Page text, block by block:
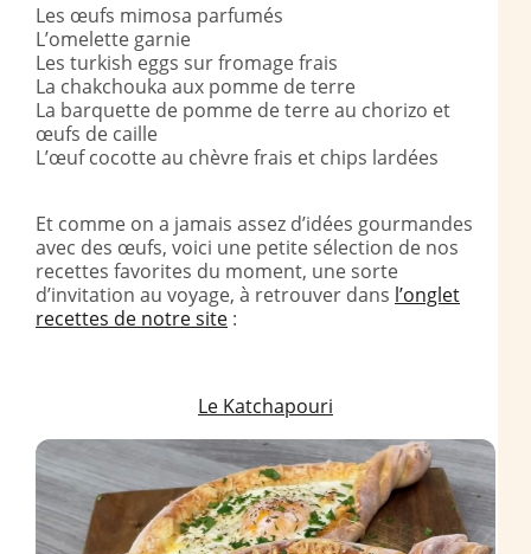
Les œufs mimosa parfumés
L’omelette garnie
Les turkish eggs sur fromage frais
La chakchouka aux pomme de terre
La barquette de pomme de terre au chorizo et
œufs de caille
L’œuf cocotte au chèvre frais et chips lardées
Et comme on a jamais assez d’idées gourmandes
avec des œufs, voici une petite sélection de nos
recettes favorites du moment, une sorte
d’invitation au voyage, à retrouver dans l’onglet
recettes de notre site :
Le Katchapouri